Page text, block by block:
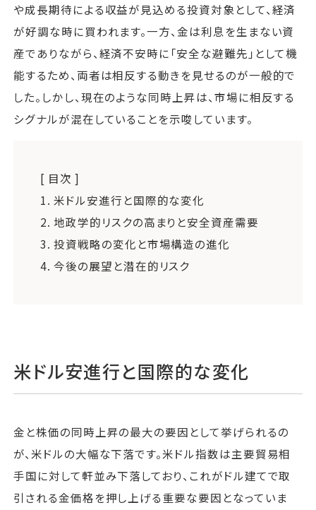
や成長期待による収益が見込める投資対象として、経済
が好調な時に買われます。一方、金は利息を生まない資
産でありながら、経済不安時に「安全な避難先」として機
能するため、両者は相反する動きを見せるのが一般的で
した。しかし、現在のような同時上昇は、市場に相反する
シグナルが混在していることを示唆しています。
[ 目次 ]
1. 米ドル安進行と国際的な変化
2. 地政学的リスクの高まりと安全資産需要
3. 投資戦略の変化と市場構造の進化
4. 今後の展望と潜在的リスク
米ドル安進行と国際的な変化
金と株価の同時上昇の最大の要因として挙げられるの
が、米ドルの大幅な下落です。米ドル指数は主要貿易相
手国に対して軒並み下落しており、これがドル建てで取
引される金価格を押し上げる重要な要因となっていま